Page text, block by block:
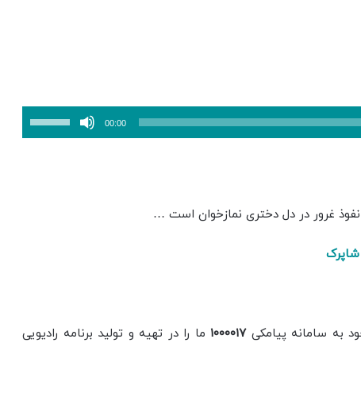
00:00
افزایش
کنید.
غرور در دل دختری نمازخوان است …
به سامانه پیامکی۱۰۰۰۰۱۷ ما را در تهیه و تولید برنامه رادیویی